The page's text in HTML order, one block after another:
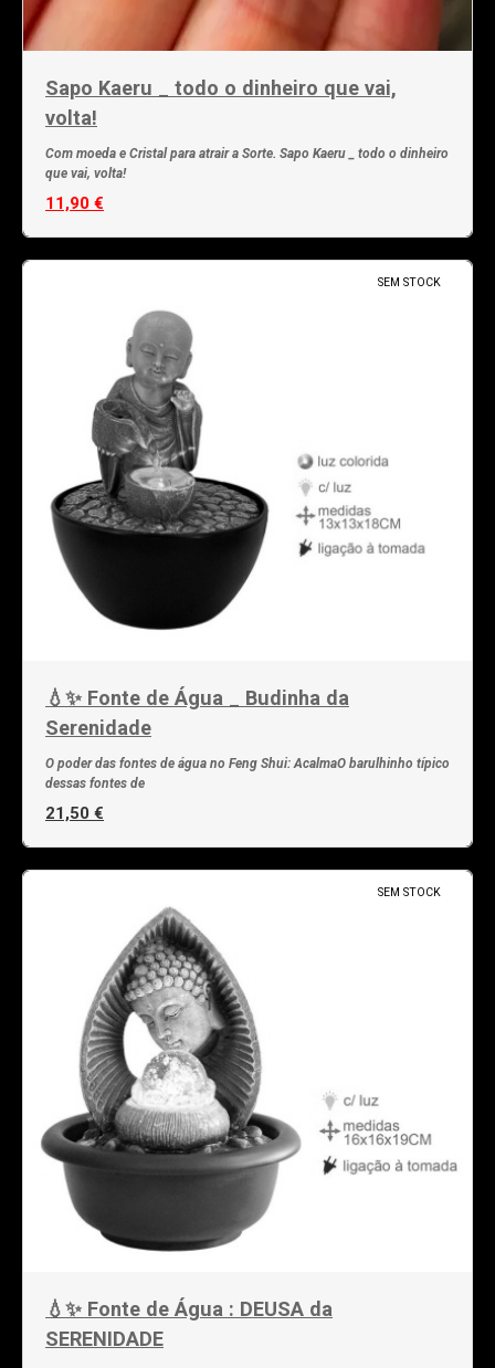
Sapo Kaeru _ todo o dinheiro que vai,
volta!
Com moeda e Cristal para atrair a Sorte. Sapo Kaeru _ todo o dinheiro
que vai, volta!
11,90 €
SEM STOCK
💧✨ Fonte de Água _ Budinha da
Serenidade
O poder das fontes de água no Feng Shui: AcalmaO barulhinho típico
dessas fontes de
21,50 €
SEM STOCK
💧✨ Fonte de Água : DEUSA da
SERENIDADE